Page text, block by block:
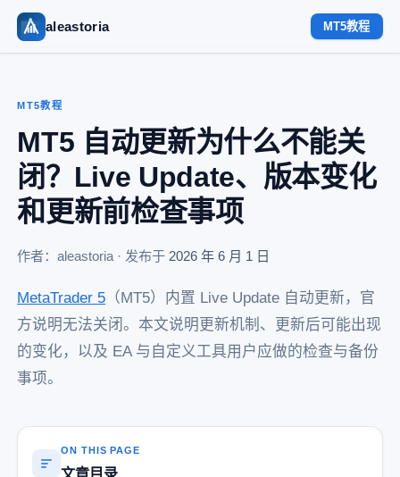
aleastoria MT5教程
MT5教程
MT5 自动更新为什么不能关
闭？Live Update、版本变化
和更新前检查事项
作者：aleastoria · 发布于 2026 年 6 月 1 日
MetaTrader 5 （MT5）内置 Live Update 自动更新，官
方说明无法关闭。本文说明更新机制、更新后可能出现
的变化，以及 EA 与自定义工具用户应做的检查与备份
事项。
ON THIS PAGE
文章目录